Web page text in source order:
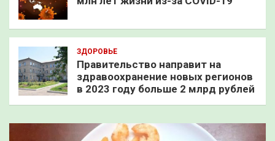
ЗДОРОВЬЕ
Правительство направит на
здравоохранение новых регионов
в 2023 году больше 2 млрд рублей